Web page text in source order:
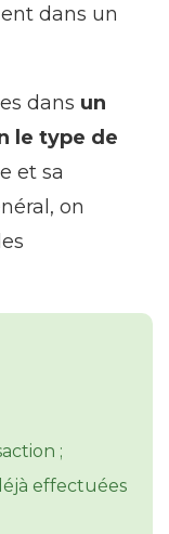
dans un
dans un
le type de
et sa
on
;
effectuées